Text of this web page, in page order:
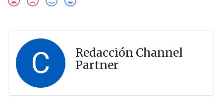
C
Redacción Channel
Partner